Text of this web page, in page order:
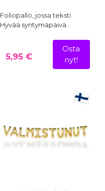
Foliopallo, jossa teksti
Hyvää syntymäpäivä…
5,95 €
Osta
nyt!